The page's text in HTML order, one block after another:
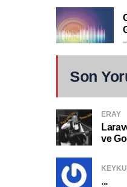
Son
ERAY
ve
...